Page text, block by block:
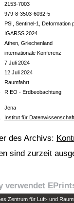
2153-7003
979-8-3503-6032-5
PSI, Sentinel-1, Deformation
IGARSS 2024
Athen, Griechenland
internationale Konferenz
7 Juli 2024
12 Juli 2024
Raumfahrt
R EO - Erdbeobachtung
Jena
Institut für
des Archivs:
sind zurzeit
verwendet
Zentrum für Luft- und